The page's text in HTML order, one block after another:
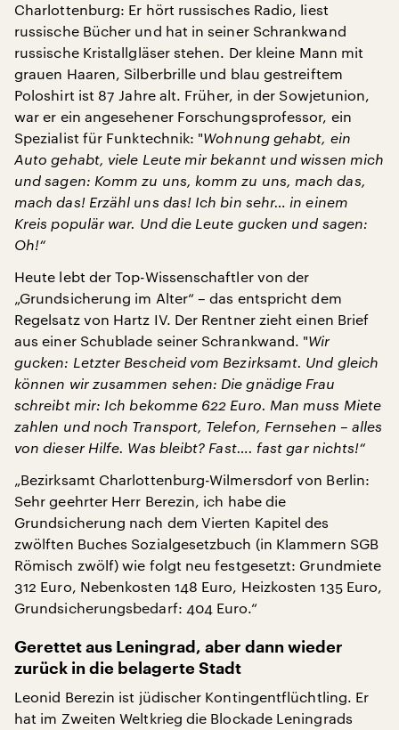
Charlottenburg: Er hört russisches Radio, liest
russische Bücher und hat in seiner Schrankwand
russische Kristallgläser stehen. Der kleine Mann mit
grauen Haaren, Silberbrille und blau gestreiftem
Poloshirt ist 87 Jahre alt. Früher, in der Sowjetunion,
war er ein angesehener Forschungsprofessor, ein
Spezialist für Funktechnik: "Wohnung gehabt, ein
Auto gehabt, viele Leute mir bekannt und wissen mich
und sagen: Komm zu uns, komm zu uns, mach das,
mach das! Erzähl uns das! Ich bin sehr… in einem
Kreis populär war. Und die Leute gucken und sagen:
Oh!“
Heute lebt der Top-Wissenschaftler von der
„Grundsicherung im Alter“ – das entspricht dem
Regelsatz von Hartz IV. Der Rentner zieht einen Brief
aus einer Schublade seiner Schrankwand. "Wir
gucken: Letzter Bescheid vom Bezirksamt. Und gleich
können wir zusammen sehen: Die gnädige Frau
schreibt mir: Ich bekomme 622 Euro. Man muss Miete
zahlen und noch Transport, Telefon, Fernsehen – alles
von dieser Hilfe. Was bleibt? Fast…. fast gar nichts!“
„Bezirksamt Charlottenburg-Wilmersdorf von Berlin:
Sehr geehrter Herr Berezin, ich habe die
Grundsicherung nach dem Vierten Kapitel des
zwölften Buches Sozialgesetzbuch (in Klammern SGB
Römisch zwölf) wie folgt neu festgesetzt: Grundmiete
312 Euro, Nebenkosten 148 Euro, Heizkosten 135 Euro,
Grundsicherungsbedarf: 404 Euro.“
Gerettet aus Leningrad, aber dann wieder
zurück in die belagerte Stadt
Leonid Berezin ist jüdischer Kontingentflüchtling. Er
hat im Zweiten Weltkrieg die Blockade Leningrads